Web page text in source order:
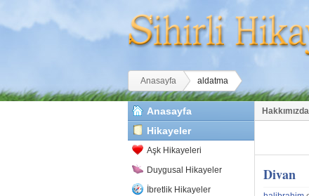
Buradasınız
Anasayfa aldatma
Anasayfa
Hikayeler
Aşk Hikayeleri
Duygusal Hikayeler
İbretlik Hikayeler
Hakkımızda
Divan